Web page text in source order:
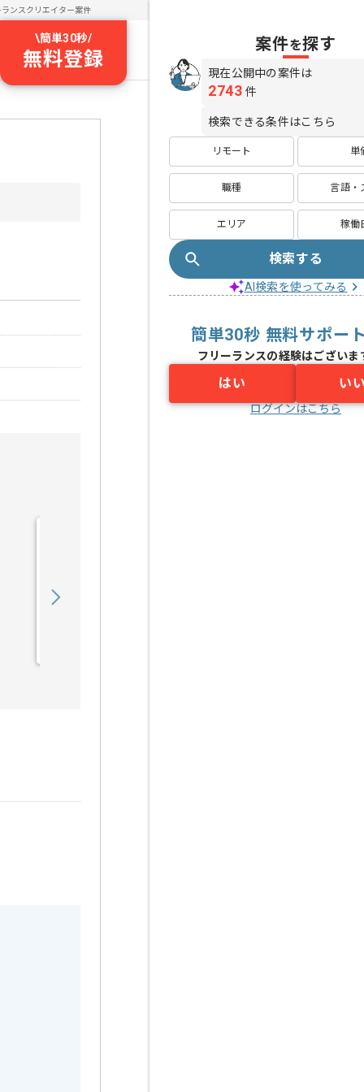
ランスクリエイター案件
\簡単30秒/
無料登録
案件を探す
現在公開中の案件は
2743 件
検索できる条件はこちら
リモート 単
職種 言語・
エリア 稼働
検索する
AI検索を使ってみる
簡単30秒 無料サポー
フリーランスの経験はございま
はい い
ログインはこちら